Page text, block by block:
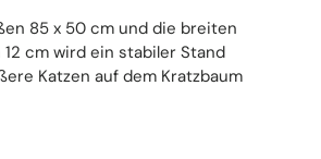
85 x 50 cm und die breiten
cm wird ein stabiler Stand
Katzen auf dem Kratzbaum